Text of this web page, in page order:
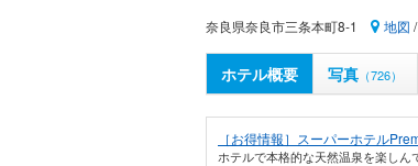
奈良県奈良市三条本町8-1 地図 /
ホテル概要 写真 （726）
［お得情報］スーパーホテル
ホテルで本格的な天然温泉を楽し